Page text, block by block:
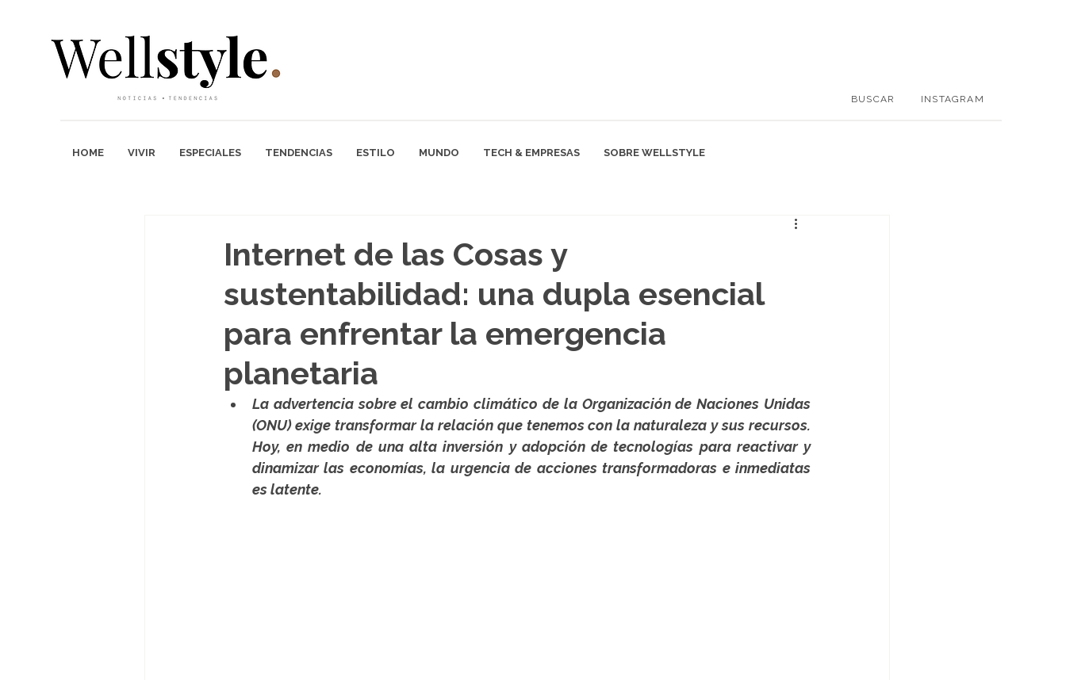
BUSCAR INSTAGRAM
HOME VIVIR ESPECIALES TENDENCIAS ESTILO MUNDO TECH & EMPRESAS SOBRE WELLSTYLE
Internet de las Cosas y
sustentabilidad: una dupla esencial
para enfrentar la emergencia
planetaria
La advertencia sobre el cambio climático de la Organización de Naciones Unidas
(ONU) exige transformar la relación que tenemos con la naturaleza y sus recursos.
Hoy, en medio de una alta inversión y adopción de tecnologías para reactivar y
dinamizar las economías, la urgencia de acciones transformadoras e inmediatas
es latente.